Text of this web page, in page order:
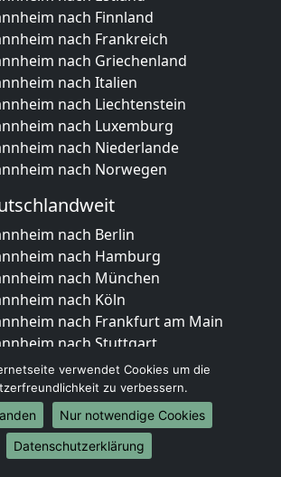
nach Finnland
nach Frankreich
nach Griechenland
nach Italien
nach Liechtenstein
nach Luxemburg
nach Niederlande
nach Norwegen
nach Berlin
nach Hamburg
nach München
nach Köln
nach Frankfurt am Main
nach Stuttgart
nach Düsseldorf
nach Leipzig
nach Dortmund
nach Essen
nach Bremen
verwendet Cookies um die
zu verbessern.
Nur notwendige Cookies
Datenschutzerklärung